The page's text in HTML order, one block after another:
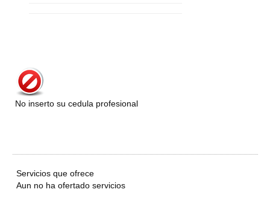
No inserto su cedula profesional
Servicios que ofrece
Aun no ha ofertado servicios